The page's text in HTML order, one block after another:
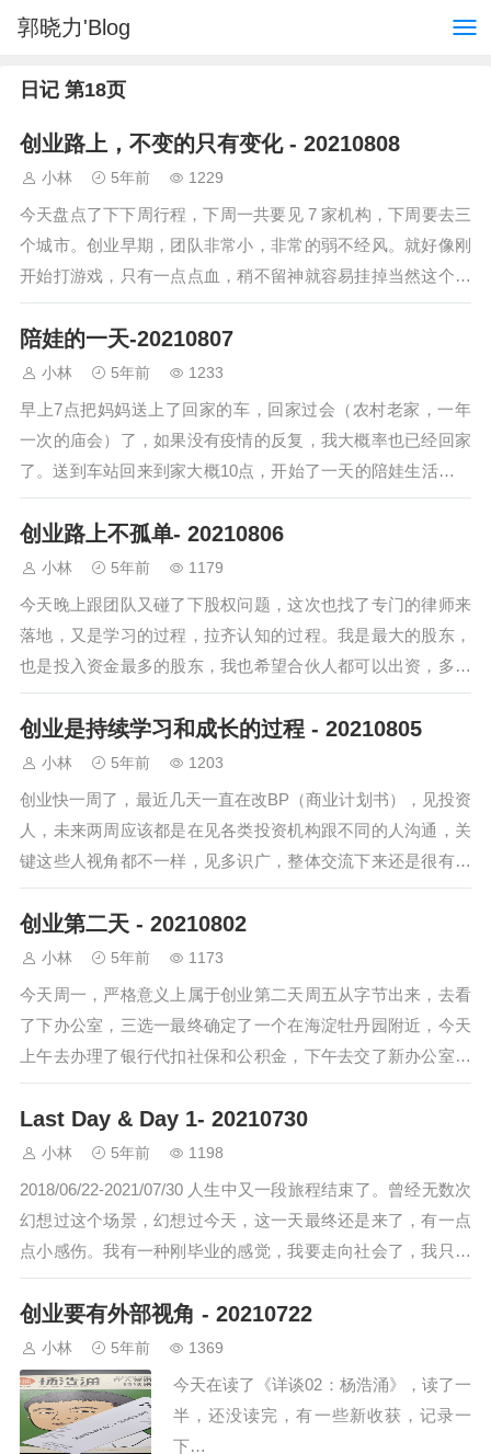
郭晓力'Blog
日记 第18页
创业路上，不变的只有变化 - 20210808
小林 5年前 1229
今天盘点了下下周行程，下周一共要见 7 家机构，下周要去三
个城市。创业早期，团队非常小，非常的弱不经风。就好像刚
开始打游戏，只有一点点血，稍不留神就容易挂掉当然这个时
候的风险主要来自主观，来自团队内部…
陪娃的一天-20210807
小林 5年前 1233
早上7点把妈妈送上了回家的车，回家过会（农村老家，一年
一次的庙会）了，如果没有疫情的反复，我大概率也已经回家
了。送到车站回来到家大概10点，开始了一天的陪娃生活，感
受一人带俩娃的日常中午做饭，吃饭后洗…
创业路上不孤单- 20210806
小林 5年前 1179
今天晚上跟团队又碰了下股权问题，这次也找了专门的律师来
落地，又是学习的过程，拉齐认知的过程。我是最大的股东，
也是投入资金最多的股东，我也希望合伙人都可以出资，多少
都可以。出和不出，感觉真不一样。回想自…
创业是持续学习和成长的过程 - 20210805
小林 5年前 1203
创业快一周了，最近几天一直在改BP（商业计划书），见投资
人，未来两周应该都是在见各类投资机构跟不同的人沟通，关
键这些人视角都不一样，见多识广，整体交流下来还是很有收
获的。今天早上 9 点通过 zoom…
创业第二天 - 20210802
小林 5年前 1173
今天周一，严格意义上属于创业第二天周五从字节出来，去看
了下办公室，三选一最终确定了一个在海淀牡丹园附近，今天
上午去办理了银行代扣社保和公积金，下午去交了新办公室定
金。以后花钱的地方就多了今天晚上把理想…
Last Day & Day 1- 20210730
小林 5年前 1198
2018/06/22-2021/07/30 人生中又一段旅程结束了。曾经无数次
幻想过这个场景，幻想过今天，这一天最终还是来了，有一点
点小感伤。我有一种刚毕业的感觉，我要走向社会了，我只知
道我该为社会做…
创业要有外部视角 - 20210722
小林 5年前 1369
今天在读了《详谈02：杨浩涌》，读了一
半，还没读完，有一些新收获，记录一
下…